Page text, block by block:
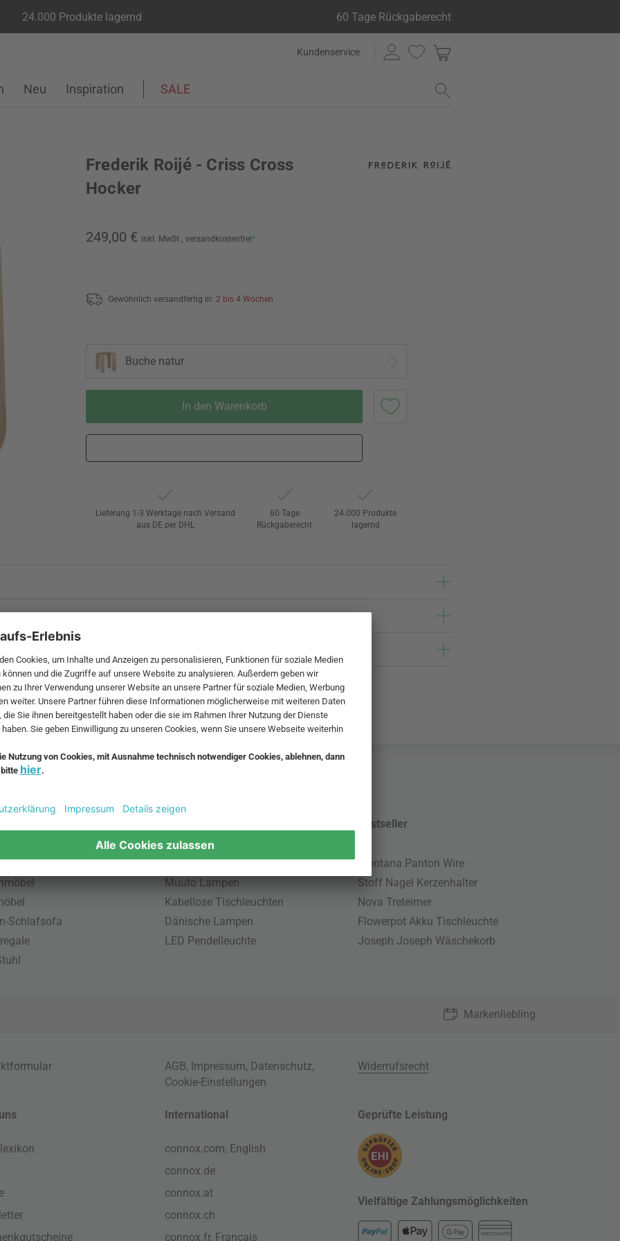
24.000 Produkte lagernd 60 Tage Rückgaberecht
Kundenservice
Neu Inspiration SALE
Frederik Roijé - Criss Cross
Hocker
249,00 € inkl. MwSt., versandkostenfrei*
Gewöhnlich versandfertig in: 2 bis 4 Wochen
Buche natur
In den Warenkorb
Lieferung 1-3 Werktage nach Versand
aus DE per DHL
60 Tage
Rückgaberecht
24.000 Produkte
lagernd
und zzgl.
Möbel
Schlafsofa
Pendellampe für Außen
Muuto Lampen
Kabellose Tischleuchten
Dänische Lampen
LED Pendelleuchte
Bestseller
Montana Panton Wire
Stoff Nagel Kerzenhalter
Nova Treteimer
Flowerpot Akku Tischleuchte
Joseph Joseph Wäschekorb
Markenliebling
AGB, Impressum, Datenschutz,
Cookie-Einstellungen
Widerrufsrecht
International
connox.com, English
connox.de
connox.at
connox.ch
connox.fr, Français
Geprüfte Leistung
Vielfältige Zahlungsmöglichkeiten
KREDITKARTE